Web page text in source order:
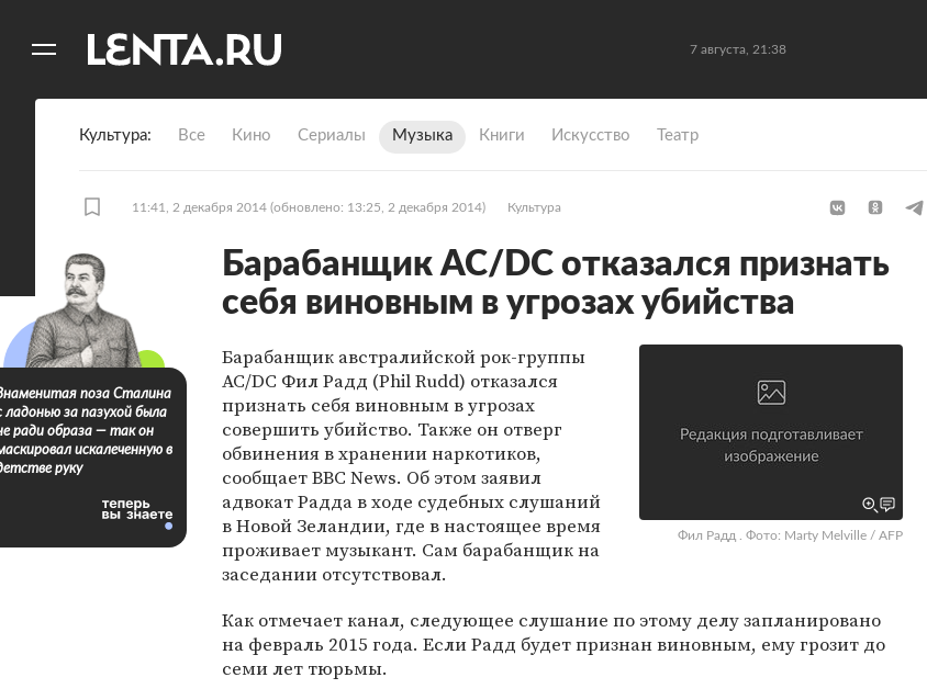
7 августа, 21:38
Культура Все Кино Сериалы Музыка Книги Искусство Театр
11:41, 2 декабря 2014 (обновлено: 13:25, 2 декабря 2014) Культура
Барабанщик AC/DC отказался признать
себя виновным в угрозах убийства
Фил Радд . Фото: Marty Melville / AFP
Барабанщик австралийской рок-группы
AC/DC Фил Радд (Phil Rudd) отказался
признать себя виновным в угрозах
совершить убийство. Также он отверг
обвинения в хранении наркотиков,
сообщает BBC News. Об этом заявил
адвокат Радда в ходе судебных слушаний
в Новой Зеландии, где в настоящее время
проживает музыкант. Сам барабанщик на
заседании отсутствовал.
Как отмечает канал, следующее слушание по этому делу запланировано
на февраль 2015 года. Если Радд будет признан виновным, ему грозит до
семи лет тюрьмы.
поза Сталина
ладонью за пазухой была
ради образа — так он
искалеченную в
руку